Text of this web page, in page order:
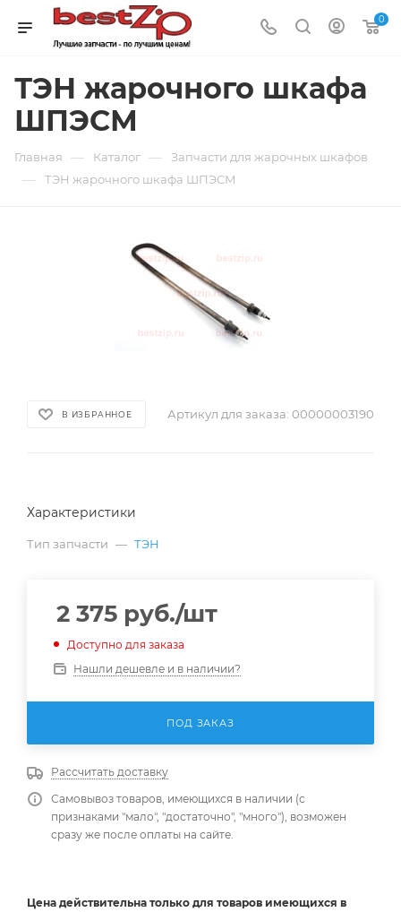
0
ТЭН жарочного шкафа
ШПЭСМ
Главная — Каталог — Запчасти для жарочных шкафов
— ТЭН жарочного шкафа ШПЭСМ
В ИЗБРАННОЕ Артикул для заказа: 00000003190
Характеристики
Тип запчасти — ТЭН
2 375 руб./шт
Доступно для заказа
Нашли дешевле и в наличии?
ПОД ЗАКАЗ
Рассчитать доставку
Самовывоз товаров, имеющихся в наличии (с
признаками "мало", "достаточно", "много"), возможен
сразу же после оплаты на сайте.
Цена действительна только для товаров имеющихся в